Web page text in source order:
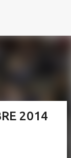
2014